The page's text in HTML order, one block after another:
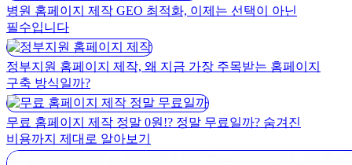
병원 홈페이지 제작 GEO 최적화, 이제는 선택이 아닌
필수입니다
정부지원 홈페이지 제작, 왜 지금 가장 주목받는 홈페이지
구축 방식일까?
무료 홈페이지 제작 정말 0원!? 정말 무료일까? 숨겨진
비용까지 제대로 알아보기